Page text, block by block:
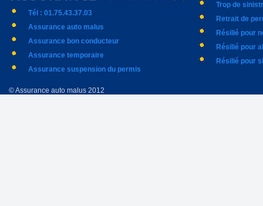
Tél : 01.75.43.37.03
Assurance auto malus
Assurance bon conducteur
Assurance temporaire
Assurance suspension du permis
Trop de
Retrait de
Résilié pour
Résilié pour
Résilié pour
© Assurance auto malus 2012